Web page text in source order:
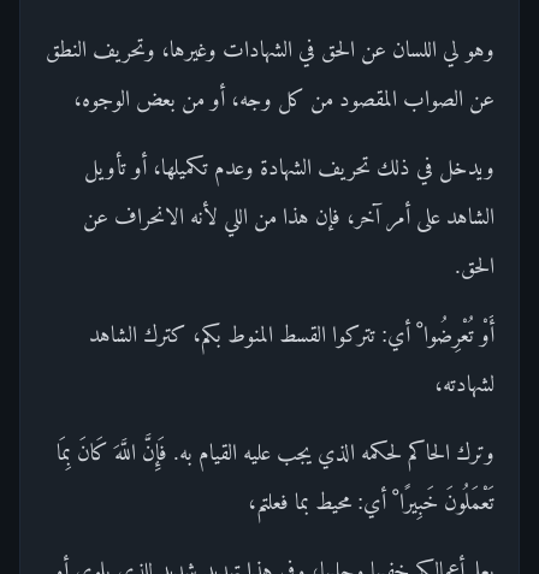
وهو لي اللسان عن الحق في الشهادات وغيرها، وتحريف النطق
عن الصواب المقصود من كل وجه، أو من بعض الوجوه،
ويدخل في ذلك تحريف الشهادة وعدم تكميلها، أو تأويل
الشاهد على أمر آخر، فإن هذا من اللي لأنه الانحراف عن
الحق.
أَوْ تُعْرِضُوا ْ أي: تتركوا القسط المنوط بكم، كترك الشاهد
لشهادته،
وترك الحاكم لحكمه الذي يجب عليه القيام به. فَإِنَّ اللَّهَ كَانَ بِمَا
تَعْمَلُونَ خَبِيرًا ْ أي: محيط بما فعلتم،